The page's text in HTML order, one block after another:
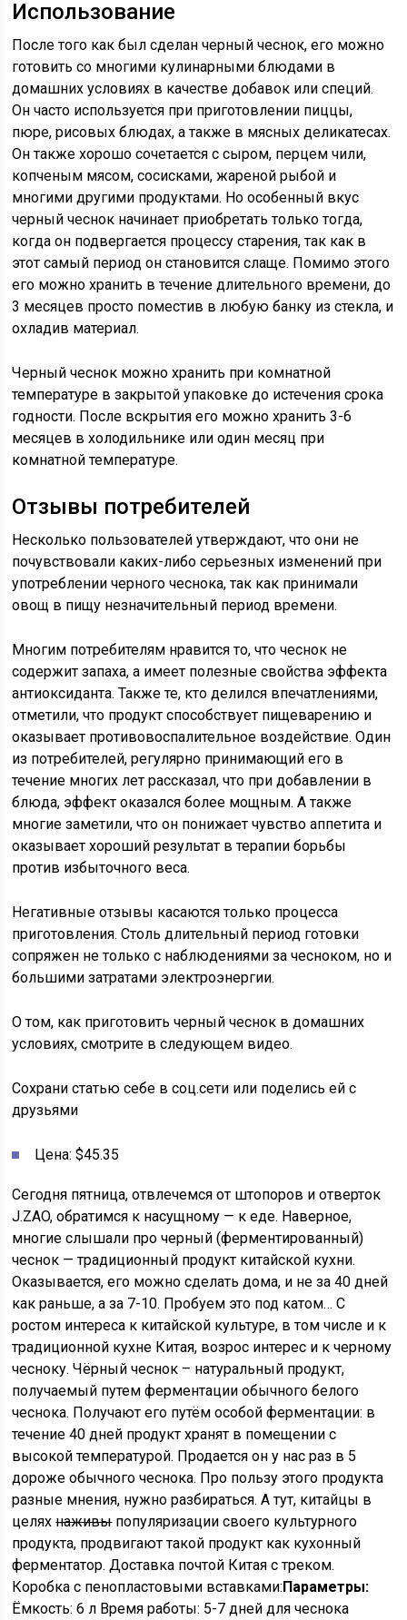
Использование
После того как был сделан черный чеснок, его можно
готовить со многими кулинарными блюдами в
домашних условиях в качестве добавок или специй.
Он часто используется при приготовлении пиццы,
пюре, рисовых блюдах, а также в мясных деликатесах.
Он также хорошо сочетается с сыром, перцем чили,
копченым мясом, сосисками, жареной рыбой и
многими другими продуктами. Но особенный вкус
черный чеснок начинает приобретать только тогда,
когда он подвергается процессу старения, так как в
этот самый период он становится слаще. Помимо этого
его можно хранить в течение длительного времени, до
3 месяцев просто поместив в любую банку из стекла, и
охладив материал.
Черный чеснок можно хранить при комнатной
температуре в закрытой упаковке до истечения срока
годности. После вскрытия его можно хранить 3-6
месяцев в холодильнике или один месяц при
комнатной температуре.
Отзывы потребителей
Несколько пользователей утверждают, что они не
почувствовали каких-либо серьезных изменений при
употреблении черного чеснока, так как принимали
овощ в пищу незначительный период времени.
Многим потребителям нравится то, что чеснок не
содержит запаха, а имеет полезные свойства эффекта
антиоксиданта. Также те, кто делился впечатлениями,
отметили, что продукт способствует пищеварению и
оказывает противовоспалительное воздействие. Один
из потребителей, регулярно принимающий его в
течение многих лет рассказал, что при добавлении в
блюда, эффект оказался более мощным. А также
многие заметили, что он понижает чувство аппетита и
оказывает хороший результат в терапии борьбы
против избыточного веса.
Негативные отзывы касаются только процесса
приготовления. Столь длительный период готовки
сопряжен не только с наблюдениями за чесноком, но и
большими затратами электроэнергии.
О том, как приготовить черный чеснок в домашних
условиях, смотрите в следующем видео.
Сохрани статью себе в соц.сети или поделись ей с
друзьями
Цена: $45.35
Сегодня пятница, отвлечемся от штопоров и отверток
J.ZAO, обратимся к насущному — к еде. Наверное,
многие слышали про черный (ферментированный)
чеснок — традиционный продукт китайской кухни.
Оказывается, его можно сделать дома, и не за 40 дней
как раньше, а за 7-10. Пробуем это под катом… С
ростом интереса к китайской культуре, в том числе и к
традиционной кухне Китая, возрос интерес и к черному
чесноку. Чёрный чеснок – натуральный продукт,
получаемый путем ферментации обычного белого
чеснока. Получают его путём особой ферментации: в
течение 40 дней продукт хранят в помещении с
высокой температурой. Продается он у нас раз в 5
дороже обычного чеснока. Про пользу этого продукта
разные мнения, нужно разбираться. А тут, китайцы в
целяхнаживыпопуляризации своего культурного
продукта, продвигают такой продукт как кухонный
ферментатор. Доставка почтой Китая с треком.
Коробка с пенопластовыми вставками:Параметры:
Ёмкость: 6 л Время работы: 5-7 дней для чеснока